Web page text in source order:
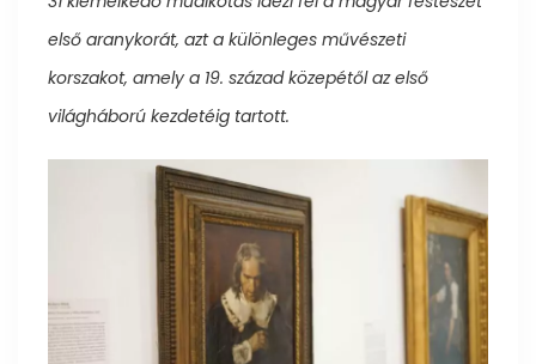
első aranykorát, azt a különleges művészeti
korszakot, amely a 19. század közepétől az első
világháború kezdetéig tartott.